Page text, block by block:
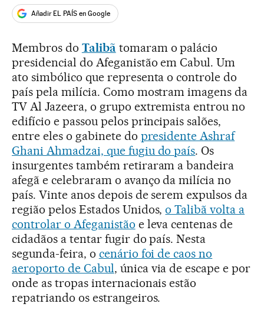
Añadir EL PAÍS en Google
Membros do Talibã tomaram o palácio
presidencial do Afeganistão em Cabul. Um
ato simbólico que representa o controle do
país pela milícia. Como mostram imagens da
TV Al Jazeera, o grupo extremista entrou no
edifício e passou pelos principais salões,
entre eles o gabinete do presidente Ashraf
Ghani Ahmadzai, que fugiu do país. Os
insurgentes também retiraram a bandeira
afegã e celebraram o avanço da milícia no
país. Vinte anos depois de serem expulsos da
região pelos Estados Unidos,o Talibã volta a
controlar o Afeganistão e leva centenas de
cidadãos a tentar fugir do país. Nesta
segunda-feira, o cenário foi de caos no
aeroporto de Cabul, única via de escape e por
onde as tropas internacionais estão
repatriando os estrangeiros.